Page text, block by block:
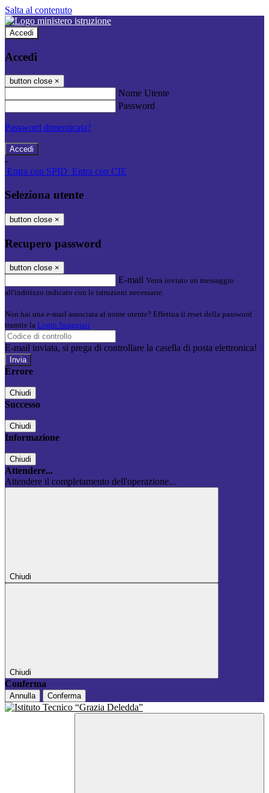
Salta al contenuto
Accedi
Accedi
button close ×
Nome Utente
Password
Password dimenticata?
-
Entra con SPID Entra con CIE
Seleziona utente
button close ×
Recupero password
button close ×
E-mail Verrà inviato un messaggio
all'indirizzo indicato con le istruzioni necessarie.
Non hai una e-mail associata al nome utente? Effettua il reset della password
tramite la Login Spaggiari
E-mail inviata, si prega di controllare la casella di posta elettronica!
Errore
Chiudi
Successo
Chiudi
Informazione
Chiudi
Attendere...
Attendere il completamento dell'operazione...
Chiudi
Chiudi
Conferma
Annulla Conferma